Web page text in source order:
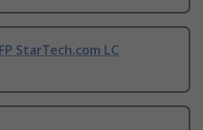
StarTech.com LC